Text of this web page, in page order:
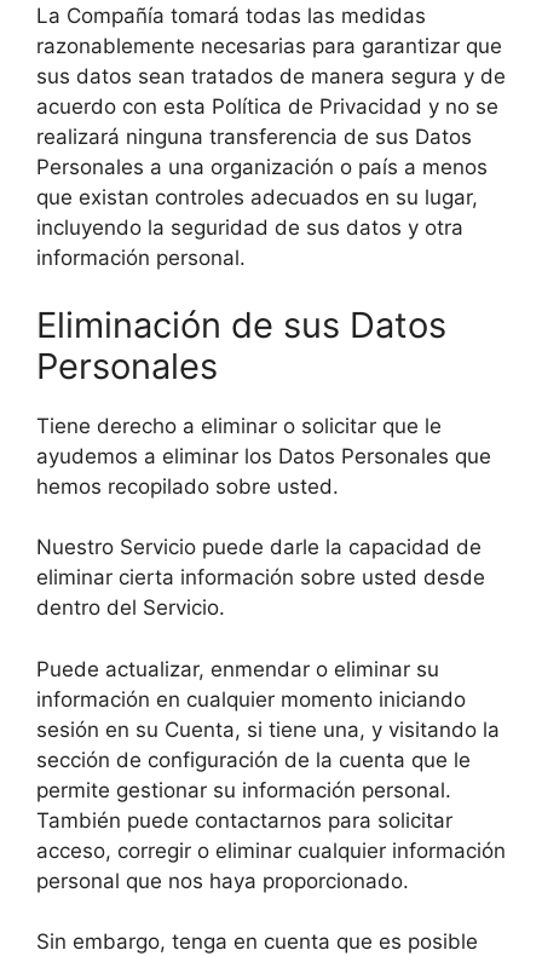
La Compañía tomará todas las medidas
razonablemente necesarias para garantizar que
sus datos sean tratados de manera segura y de
acuerdo con esta Política de Privacidad y no se
realizará ninguna transferencia de sus Datos
Personales a una organización o país a menos
que existan controles adecuados en su lugar,
incluyendo la seguridad de sus datos y otra
información personal.
Eliminación de sus Datos
Personales
Tiene derecho a eliminar o solicitar que le
ayudemos a eliminar los Datos Personales que
hemos recopilado sobre usted.
Nuestro Servicio puede darle la capacidad de
eliminar cierta información sobre usted desde
dentro del Servicio.
Puede actualizar, enmendar o eliminar su
información en cualquier momento iniciando
sesión en su Cuenta, si tiene una, y visitando la
sección de configuración de la cuenta que le
permite gestionar su información personal.
También puede contactarnos para solicitar
acceso, corregir o eliminar cualquier información
personal que nos haya proporcionado.
Sin embargo, tenga en cuenta que es posible